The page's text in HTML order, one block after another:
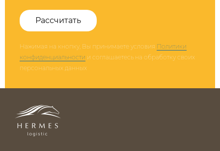
Рассчитать
Нажимая на кнопку, Вы принимаете условия Политики
конфиденциальности и соглашаетесь на обработку своих
персональных данных